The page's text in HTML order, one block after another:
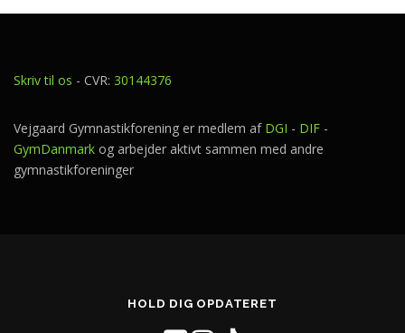
Skriv til os - CVR: 30144376
Vejgaard Gymnastikforening er medlem af DGI - DIF -
GymDanmark og arbejder aktivt sammen med andre
gymnastikforeninger
HOLD DIG OPDATERET